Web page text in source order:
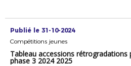
Publié le 31-10-2024
Compétitions jeunes
Tableau accessions rétrogradations
phase 3 2024 2025